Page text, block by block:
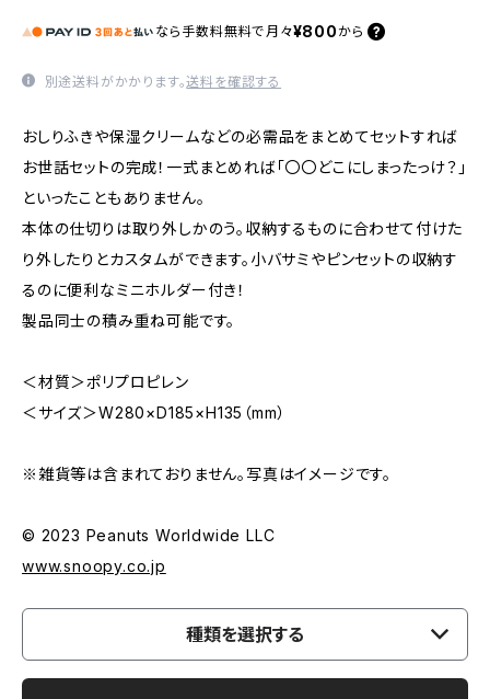
なら 手数料無料で 月々¥800 から
別途送料がかかります。送料を確認する
おしりふきや保湿クリームなどの必需品をまとめてセットすれば
お世話セットの完成！一式まとめれば「〇〇どこにしまったっけ？」
といったこともありません。
本体の仕切りは取り外しかのう。収納するものに合わせて付けた
り外したりとカスタムができます。小バサミやピンセットの収納す
るのに便利なミニホルダー付き！
製品同士の積み重ね可能です。
＜材質＞ポリプロピレン
＜サイズ＞W280×D185×H135（mm）
※雑貨等は含まれておりません。写真はイメージです。
© 2023 Peanuts Worldwide LLC
www.snoopy.co.jp
種類を選択する